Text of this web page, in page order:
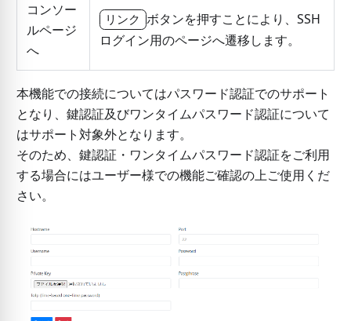
コンソー
ルページ
へ
リンク ボタンを押すことにより、SSH
ログイン用のページへ遷移します。
本機能での接続についてはパスワード認証でのサポート
となり、鍵認証及びワンタイムパスワード認証について
はサポート対象外となります。
そのため、鍵認証・ワンタイムパスワード認証をご利用
する場合にはユーザー様での機能ご確認の上ご使用くだ
さい。